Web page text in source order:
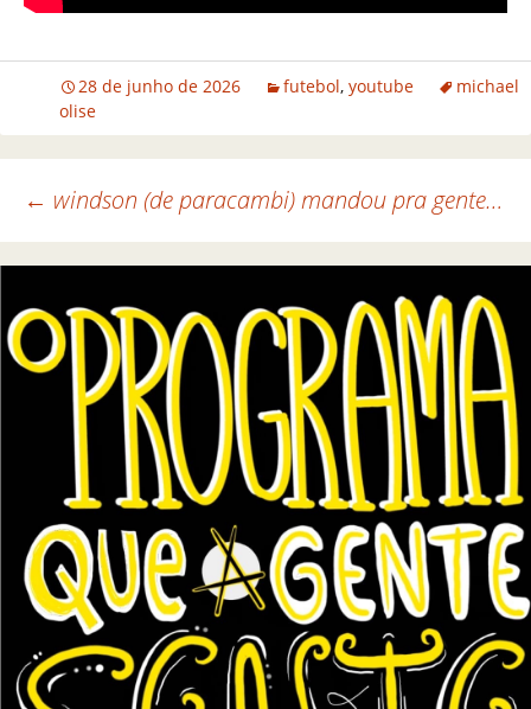
28 de junho de 2026 futebol, youtube
michael
olise
Navegação de posts
← windson (de paracambi) mandou pra gente…